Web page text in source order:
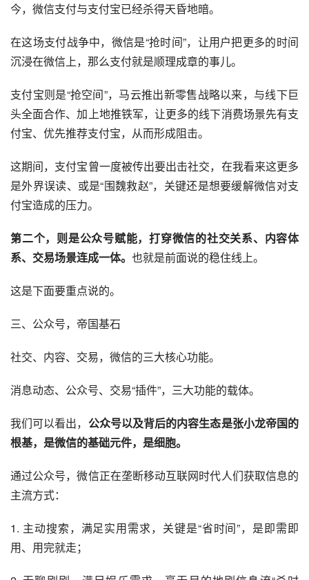
今， 微信支付与支付宝已经杀得天昏地暗。
在这场支付战争中，微信是“抢时间”，让用户把更多的时间
沉浸在微信上，那么支付就是顺理成章的事儿。
支付宝则是“抢空间”， 马云推出新零售战略以来，与线下巨
头全面合作、加上地推铁军，让更多的线下消费场景先有支
付宝、优先推荐支付宝，从而形成阻击。
这期间，支付宝曾一度被传出要出击社交，在我看来这更多
是外界误读、或是“围魏救赵”，关键还是想要缓解微信对支
付宝造成的压力。
第二个，则是公众号赋能，打穿微信的社交关系、内容体
系、交易场景连成一体。 也就是前面说的稳住线上。
这是下面要重点说的。
三、公众号，帝国基石
社交、内容、交易，微信的三大核心功能。
消息动态、公众号、交易“插件”，三大功能的载体。
我们可以看出， 公众号以及背后的内容生态是张小龙帝国的
根基，是微信的基础元件，是细胞。
通过公众号，微信正在垄断移动互联网时代人们获取信息的
主流方式：
1. 主动搜索，满足实用需求，关键是“省时间”，是即需即
用、用完就走；